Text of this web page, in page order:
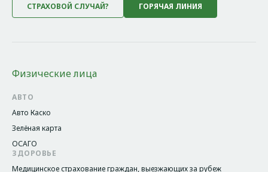
СТРАХОВОЙ СЛУЧАЙ? ГОРЯЧАЯ ЛИНИЯ
Физические лица
АВТО
Авто Каско
Зелёная карта
ОСАГО
ЗДОРОВЬЕ
Медицинское страхование граждан, выезжающих за рубеж